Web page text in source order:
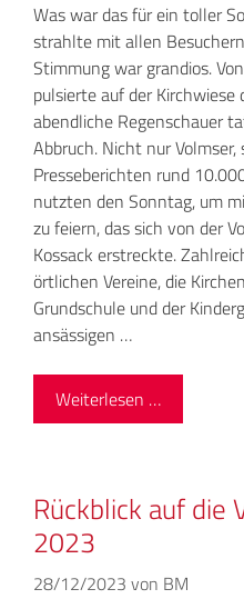
Was war das für ein toller
strahlte mit allen
Stimmung war grandios.
pulsierte auf der Kirchwiese
abendliche Regenschauer
Abbruch. Nicht nur
Presseberichten rund
nutzten den Sonntag, um
zu feiern, das sich von der
Kossack erstreckte.
örtlichen Vereine, die
Grundschule und der
ansässigen …
Weiterlesen …
Rückblick auf die
2023
28/12/2023 von BM